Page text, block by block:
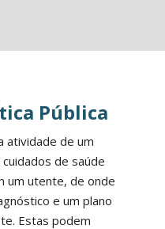
Pública
atividade de um
de saúde
um utente, de onde
e um plano
Estas podem